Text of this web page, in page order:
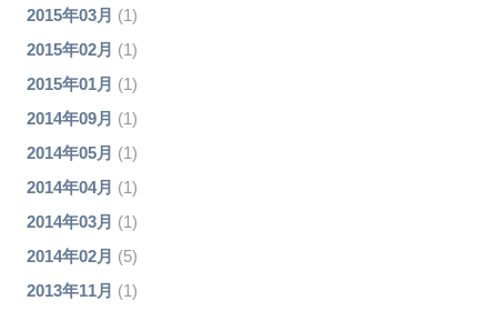
2015年03月 (1)
2015年02月 (1)
2015年01月 (1)
2014年09月 (1)
2014年05月 (1)
2014年04月 (1)
2014年03月 (1)
2014年02月 (5)
2013年11月 (1)